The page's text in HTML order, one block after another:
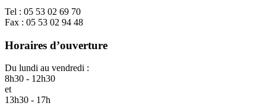
Tel : 05 53 02 69 70
Fax : 05 53 02 94 48
Horaires d’ouverture
Du lundi au vendredi :
8h30 - 12h30
et
13h30 - 17h